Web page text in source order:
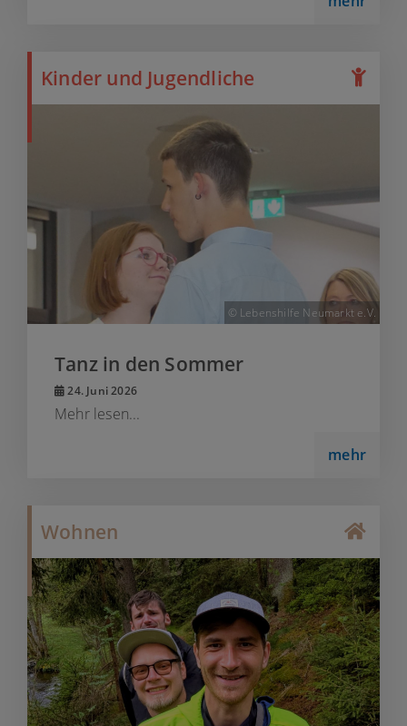
Kinder und Jugendliche
© Lebenshilfe Neumarkt e.V.
Tanz in den Sommer
24. Juni 2026
Mehr lesen...
mehr
Wohnen